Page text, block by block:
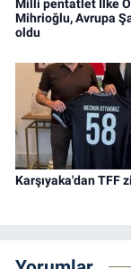
Milli pentatlet İlke
Mihrioğlu, Avrupa
oldu
Karşıyaka'dan TFF